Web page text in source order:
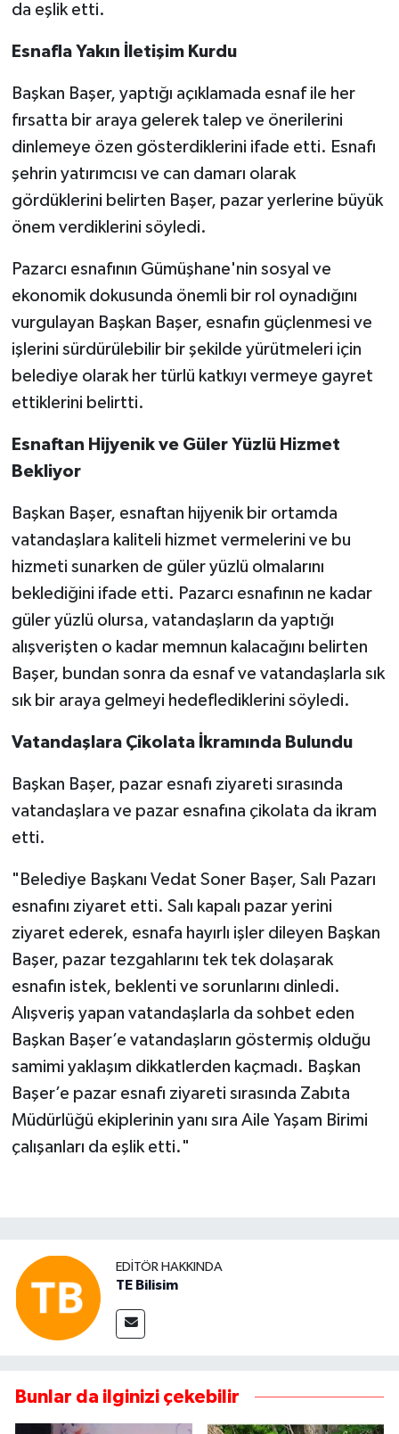
da eşlik etti.
Esnafla Yakın İletişim Kurdu
Başkan Başer, yaptığı açıklamada esnaf ile her
fırsatta bir araya gelerek talep ve önerilerini
dinlemeye özen gösterdiklerini ifade etti. Esnafı
şehrin yatırımcısı ve can damarı olarak
gördüklerini belirten Başer, pazar yerlerine büyük
önem verdiklerini söyledi.
Pazarcı esnafının Gümüşhane'nin sosyal ve
ekonomik dokusunda önemli bir rol oynadığını
vurgulayan Başkan Başer, esnafın güçlenmesi ve
işlerini sürdürülebilir bir şekilde yürütmeleri için
belediye olarak her türlü katkıyı vermeye gayret
ettiklerini belirtti.
Esnaftan Hijyenik ve Güler Yüzlü Hizmet
Bekliyor
Başkan Başer, esnaftan hijyenik bir ortamda
vatandaşlara kaliteli hizmet vermelerini ve bu
hizmeti sunarken de güler yüzlü olmalarını
beklediğini ifade etti. Pazarcı esnafının ne kadar
güler yüzlü olursa, vatandaşların da yaptığı
alışverişten o kadar memnun kalacağını belirten
Başer, bundan sonra da esnaf ve vatandaşlarla sık
sık bir araya gelmeyi hedeflediklerini söyledi.
Vatandaşlara Çikolata İkramında Bulundu
Başkan Başer, pazar esnafı ziyareti sırasında
vatandaşlara ve pazar esnafına çikolata da ikram
etti.
"Belediye Başkanı Vedat Soner Başer, Salı Pazarı
esnafını ziyaret etti. Salı kapalı pazar yerini
ziyaret ederek, esnafa hayırlı işler dileyen Başkan
Başer, pazar tezgahlarını tek tek dolaşarak
esnafın istek, beklenti ve sorunlarını dinledi.
Alışveriş yapan vatandaşlarla da sohbet eden
Başkan Başer’e vatandaşların göstermiş olduğu
samimi yaklaşım dikkatlerden kaçmadı. Başkan
Başer’e pazar esnafı ziyareti sırasında Zabıta
Müdürlüğü ekiplerinin yanı sıra Aile Yaşam Birimi
çalışanları da eşlik etti."
EDITÖR HAKKINDA
TE Bilisim
Bunlar da ilginizi çekebilir